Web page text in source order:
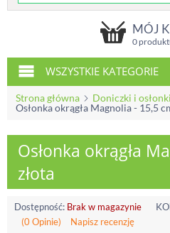
MÓJ
0
WSZYSTKIE KATEGORIE
Strona główna Doniczki i osłonki
Osłonka okrągła Magnolia - 15,5
Osłonka okrągła
złota
Dostępność: Brak w magazynie
(0 Opinie)
Napisz recenzję